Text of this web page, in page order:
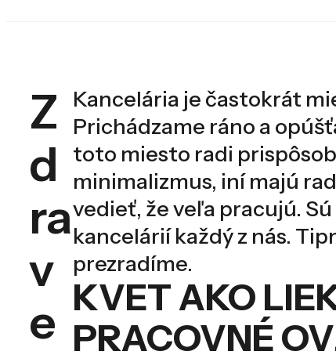
Z
d
ra
v
e
Kancelária je častokrát
Prichádzame ráno a
toto miesto radi
minimalizmus, iní majú
vedieť, že veľa pracujú.
kancelárií každý z nás.
prezradíme.
KVET AKO
PRACOVNÉ